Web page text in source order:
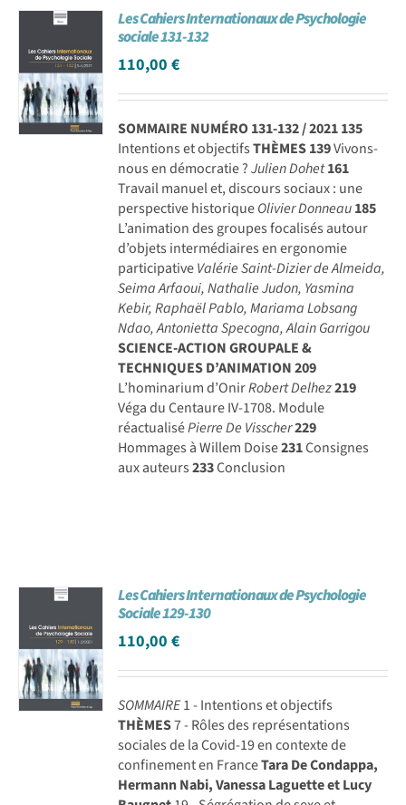
Achat en ligne
Panier WooCommerce
Les Cahiers Internationaux de Psychologie
sociale 131-132
110,00€
SOMMAIRE NUMÉRO 131-132 / 2021135
Intentions et objectifsTHÈMES139Vivons-
nous en démocratie ?Julien Dohet161
Travail manuel et, discours sociaux : une
perspective historiqueOlivier Donneau185
L’animation des groupes focalisés autour
d’objets intermédiaires en ergonomie
participativeValérie Saint-Dizier de Almeida,
Seima Arfaoui, Nathalie Judon, Yasmina
Kebir, Raphaël Pablo, Mariama Lobsang
Ndao, Antonietta Specogna, Alain Garrigou
SCIENCE-ACTION GROUPALE &
TECHNIQUES D’ANIMATION209
L’hominarium d’OnirRobert Delhez219
Véga du Centaure IV-1708. Module
réactualiséPierre De Visscher229
Hommages à Willem Doise231Consignes
aux auteurs233Conclusion
Les Cahiers Internationaux de Psychologie
Sociale 129-130
110,00€
SOMMAIRE1 - Intentions et objectifs
THÈMES7 - Rôles des représentations
sociales de la Covid-19 en contexte de
confinement en FranceTara De Condappa,
Hermann Nabi, Vanessa Laguette et Lucy